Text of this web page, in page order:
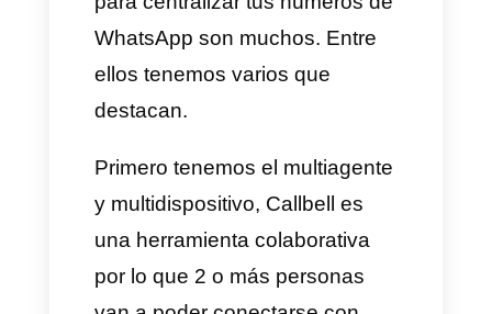
La segunda forma en como
puedes contar con múltiples
departamentos en
nueva funcionalidad permitirá
que tu empresa pueda integrar
2 o más números de WhatsApp